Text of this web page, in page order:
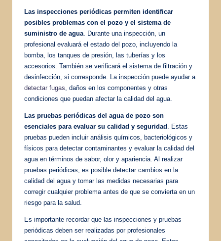
Las inspecciones periódicas permiten identificar
posibles problemas con el pozo y el sistema de
suministro de agua . Durante una inspección, un
profesional evaluará el estado del pozo, incluyendo la
bomba, los tanques de presión, las tuberías y los
accesorios. También se verificará el sistema de filtración y
desinfección, si corresponde. La inspección puede ayudar a
detectar fugas , daños en los componentes y otras
condiciones que puedan afectar la calidad del agua.
Las pruebas periódicas del agua de pozo son
esenciales para evaluar su calidad y seguridad
. Estas
pruebas pueden incluir análisis químicos, bacteriológicos y
físicos para detectar contaminantes y evaluar la calidad del
agua en términos de sabor, olor y apariencia. Al realizar
pruebas periódicas, es posible detectar cambios en la
calidad del agua y tomar las medidas necesarias para
corregir cualquier problema antes de que se convierta en un
riesgo para la salud.
Es importante recordar que las inspecciones y pruebas
periódicas deben ser realizadas por profesionales